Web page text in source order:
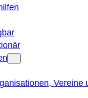
Vereine